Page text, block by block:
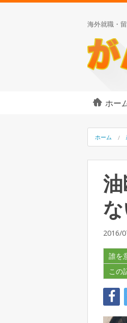
海外就職・
ホー
ホーム
2016/
誰を
この